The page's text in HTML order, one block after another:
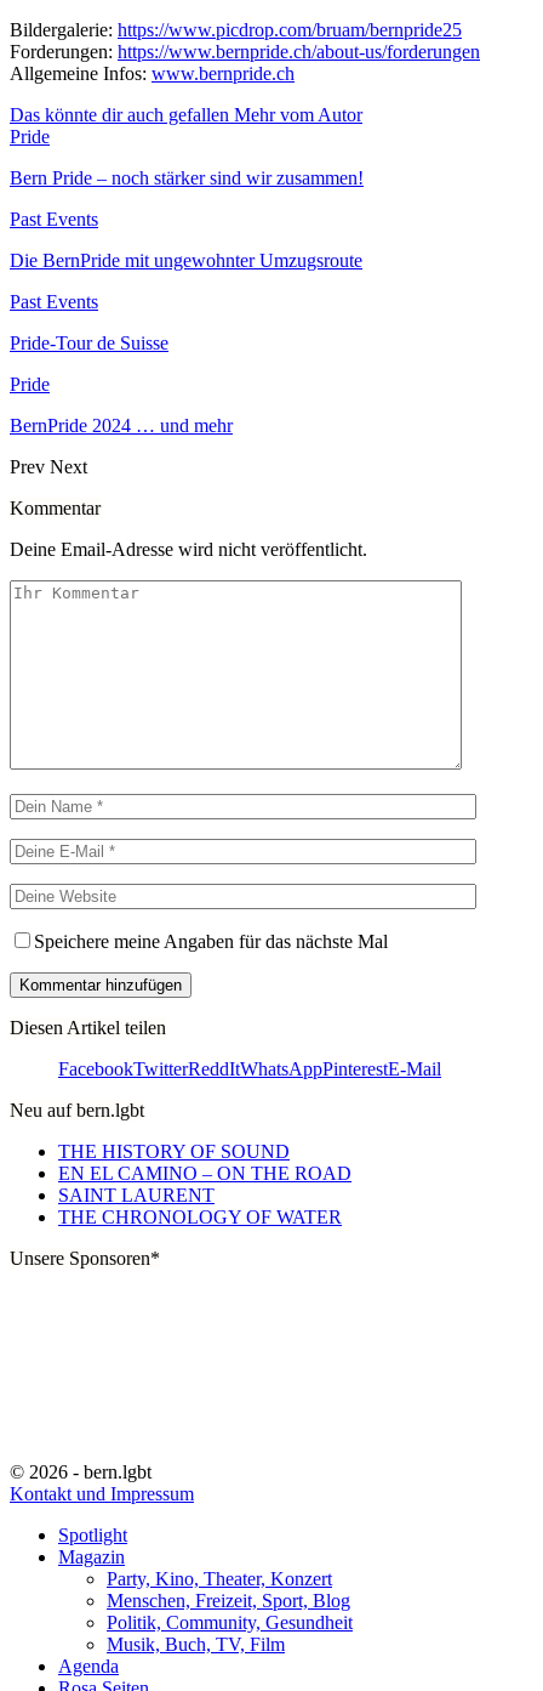
Bildergalerie: https://www.picdrop.com/bruam/bernpride25
Forderungen: https://www.bernpride.ch/about-us/forderungen
Allgemeine Infos: www.bernpride.ch
Das könnte dir auch gefallen Mehr vom Autor
Pride
Bern Pride – noch stärker sind wir zusammen!
Past Events
Die BernPride mit ungewohnter Umzugsroute
Past Events
Pride-Tour de Suisse
Pride
BernPride 2024 … und mehr
Prev Next
Kommentar
Deine Email-Adresse wird nicht veröffentlicht.
Speichere meine Angaben für das nächste Mal
Diesen Artikel teilen
FacebookTwitterReddItWhatsAppPinterestE-Mail
Neu auf bern.lgbt
THE HISTORY OF SOUND
EN EL CAMINO – ON THE ROAD
SAINT LAURENT
THE CHRONOLOGY OF WATER
Unsere Sponsoren*
© 2026 - bern.lgbt
Kontakt und Impressum
Spotlight
Magazin
Party, Kino, Theater, Konzert
Menschen, Freizeit, Sport, Blog
Politik, Community, Gesundheit
Musik, Buch, TV, Film
Agenda